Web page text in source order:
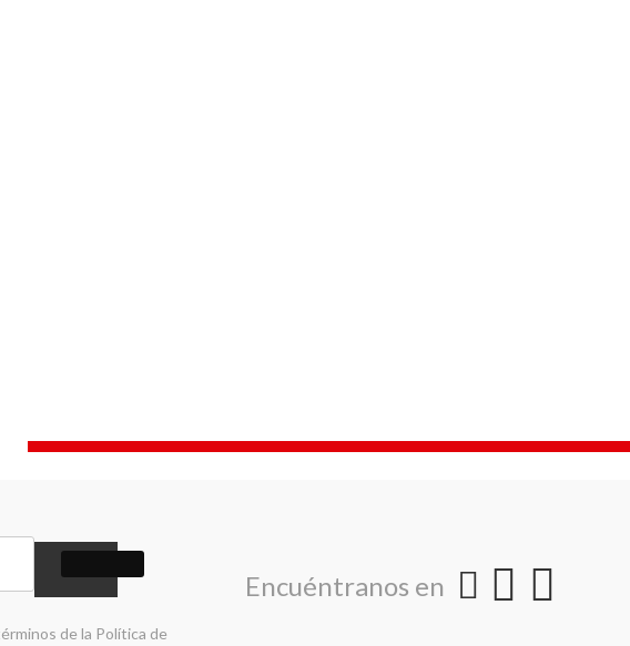
de la Política de
Encuéntranos en